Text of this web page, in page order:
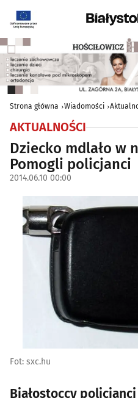
Strona główna Wiadomości
AKTUALNOŚCI
Dziecko mdlało w
Pomogli policjanci
2014.06.10 00:00
Fot: sxc.hu
Białostoccy